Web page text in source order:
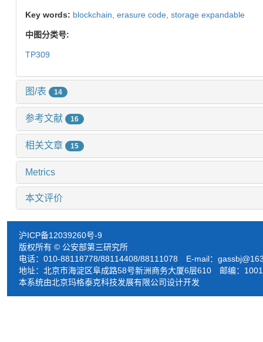
Key words: blockchain, erasure code, storage expandable
中图分类号:
TP309
图/表 14
参考文献 16
相关文章 15
Metrics
本文评价
沪ICP备12039260号-9
版权所有 © 公安部第三研究所
电话：010-88118778/88114408/88111078 E-mail：
地址：北京市海淀区阜成路58号新洲商务大厦6层610 邮编：
本系统由北京玛格泰克科技发展有限公司设计开发